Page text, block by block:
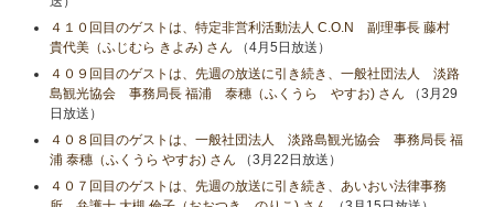
４１０回目のゲストは、特定非営利活動法人 C.O.N 副理事長 藤村
貴代美（ふじむら きよみ) さん （4月5日放送）
４０９回目のゲストは、先週の放送に引き続き、一般社団法人 淡路
島観光協会 事務局長 福浦 泰穗（ふくうら やすお) さん （3月29
日放送）
４０８回目のゲストは、一般社団法人 淡路島観光協会 事務局長 福
浦 泰穗（ふくうら やすお) さん （3月22日放送）
４０７回目のゲストは、先週の放送に引き続き、あいおい法律事務